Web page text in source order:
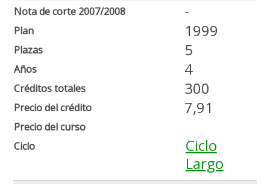
Nota de corte 2007/2008
Plan
Plazas
Años
Créditos totales
Precio del crédito
Precio del curso
Ciclo
-
1999
5
4
300
7,91
Ciclo
Largo